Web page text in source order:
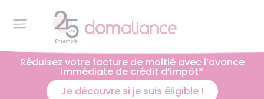
Réduisez votre facture de moitié avec l’avance
immédiate de crédit d’impôt*
Je découvre si je suis éligible !